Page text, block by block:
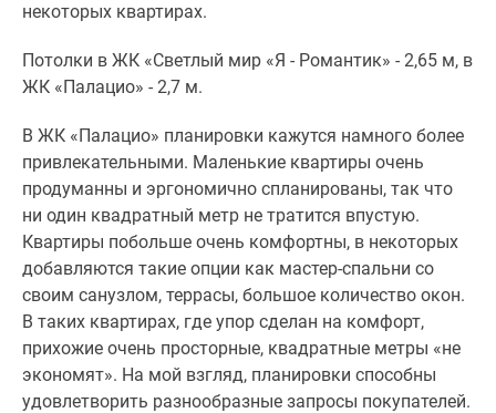
некоторых квартирах.
Потолки в ЖК «Светлый мир «Я - Романтик» - 2,65 м, в
ЖК «Палацио» - 2,7 м.
В ЖК «Палацио» планировки кажутся намного более
привлекательными. Маленькие квартиры очень
продуманны и эргономично спланированы, так что
ни один квадратный метр не тратится впустую.
Квартиры побольше очень комфортны, в некоторых
добавляются такие опции как мастер-спальни со
своим санузлом, террасы, большое количество окон.
В таких квартирах, где упор сделан на комфорт,
прихожие очень просторные, квадратные метры «не
экономят». На мой взгляд, планировки способны
удовлетворить разнообразные запросы покупателей.